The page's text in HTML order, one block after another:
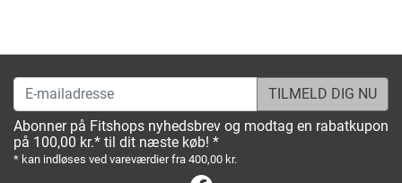
E-mailadresse
Abonner på Fitshops nyhedsbrev og modtag en rabatkupon
på 100,00 kr.* til dit næste køb! *
* kan indløses ved vareværdier fra 400,00 kr.